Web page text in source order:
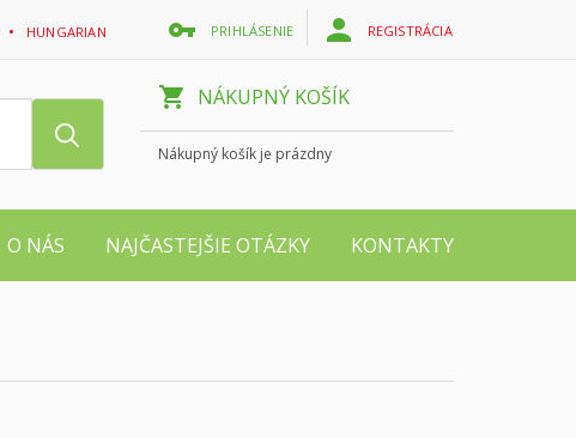
HUNGARIAN PRIHLÁSENIE REGISTRÁCIA
NÁKUPNÝ KOŠÍK
Nákupný košík je prázdny
O NÁS NAJČASTEJŠIE OTÁZKY KONTAKTY